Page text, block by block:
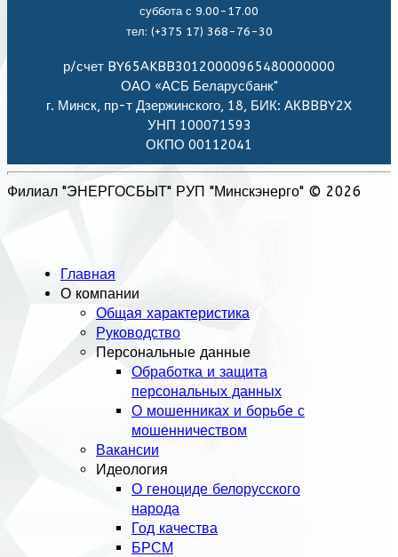
суббота с 9.00-17.00
тел: (+375 17) 368-76-30
р/счет BY65AKBB30120000965480000000
ОАО «АСБ Беларусбанк"
г. Минск, пр-т Дзержинского, 18, БИК: АКBBBY2X
УНП 100071593
ОКПО 00112041
Филиал "ЭНЕРГОСБЫТ" РУП "Минскэнерго" © 2026
Главная
О компании
Общая характеристика
Руководство
Персональные данные
Обработка и защита
персональных данных
О мошенниках и борьбе с
мошенничеством
Вакансии
Идеология
О геноциде белорусского
народа
Год качества
БРСМ